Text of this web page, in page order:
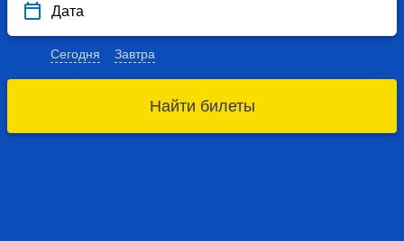
Дата
Сегодня Завтра
Найти билеты